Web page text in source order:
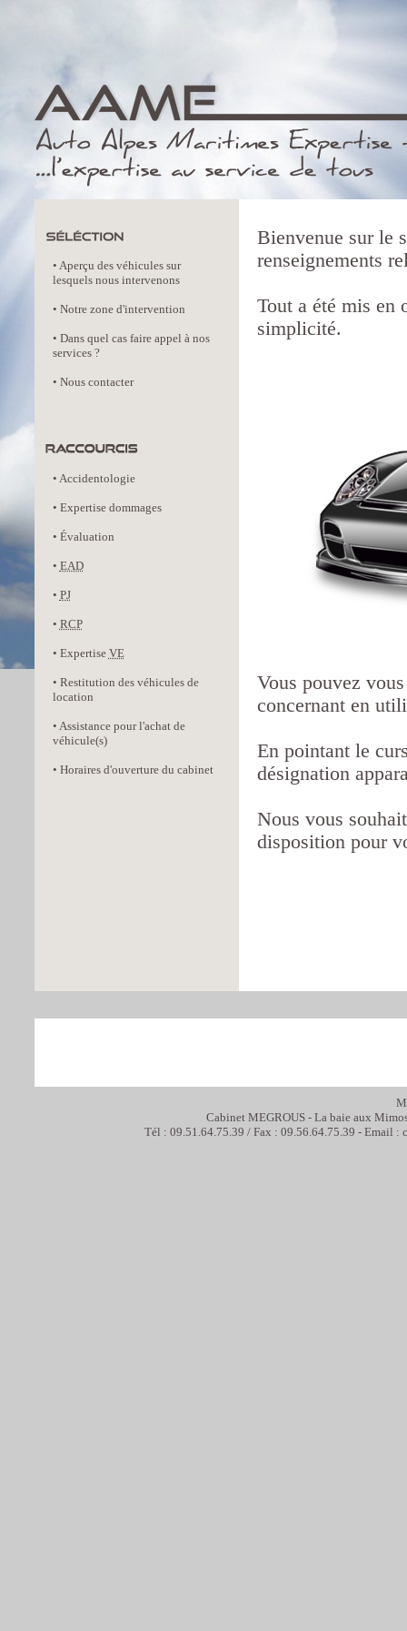
• Aperçu des véhicules sur
lesquels nous intervenons
• Notre zone d'intervention
• Dans quel cas faire appel à nos
services ?
• Nous contacter
• Accidentologie
• Expertise dommages
• Évaluation
• EAD
• PJ
• RCP
• Expertise VE
• Restitution des véhicules de
location
• Assistance pour l'achat de
véhicule(s)
• Horaires d'ouverture du cabinet
Bienvenue sur le
renseignements
Tout a été mis en
simplicité.
Vous pouvez
concernant en
En pointant le
désignation
Nous vous
disposition pour
Cabinet MEGROUS - La baie aux
Tél : 09.51.64.75.39 / Fax : 09.56.64.75.39 - Email :